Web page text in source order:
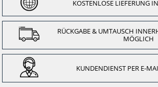
KOSTENLOSE LIEFERUNG
RÜCKGABE & UMTAUSCH
MÖGLICH
KUNDENDIENST PER E-